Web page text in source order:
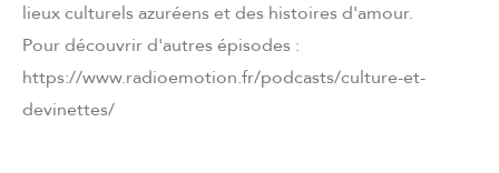
lieux culturels azuréens et des histoires d'amour.
Pour découvrir d'autres épisodes :
https://www.radioemotion.fr/podcasts/culture-et-
devinettes/